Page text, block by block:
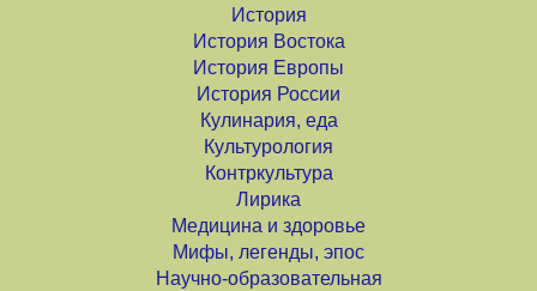
История
История Востока
История Европы
История России
Кулинария, еда
Культурология
Контркультура
Лирика
Медицина и здоровье
Мифы, легенды, эпос
Научно-образовательная